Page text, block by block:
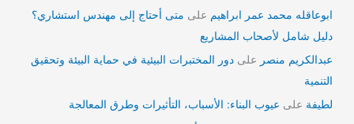
ابوعاقله محمد عمر ابراهيم على متى أحتاج إلى مهندس استشاري؟
دليل شامل لأصحاب المشاريع
عبدالكريم منصر علىدور المختبرات البيئية في حماية البيئة وتحقيق
التنمية
لطيفة على عيوب البناء: الأسباب، التأثيرات وطرق المعالجة